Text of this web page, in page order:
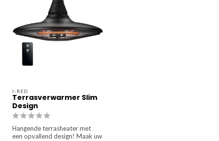
I-RED
Terrasverwarmer Slim
Design
Hangende terrasheater met
een opvallend design! Maak uw